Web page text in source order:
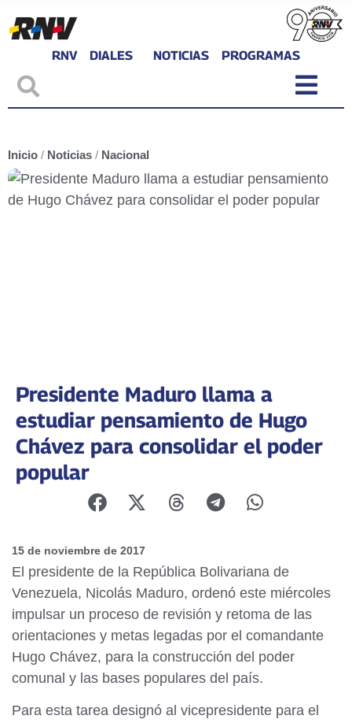
RNV DIALES NOTICIAS PROGRAMAS
Inicio / Noticias / Nacional
Presidente Maduro llama a
estudiar pensamiento de Hugo
Chávez para consolidar el poder
popular
15 de noviembre de 2017
El presidente de la República Bolivariana de
Venezuela, Nicolás Maduro, ordenó este miércoles
impulsar un proceso de revisión y retoma de las
orientaciones y metas legadas por el comandante
Hugo Chávez, para la construcción del poder
comunal y las bases populares del país.
Para esta tarea designó al vicepresidente para el